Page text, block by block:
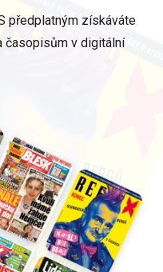
předplatným získáváte
časopisům v digitální